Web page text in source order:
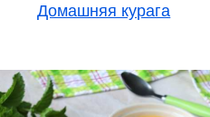
Домашняя курага